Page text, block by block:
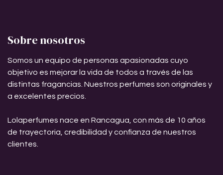
Sobre nosotros
Somos un equipo de personas apasionadas cuyo
objetivo es mejorar la vida de todos a través de las
distintas fragancias. Nuestros perfumes son originales y
a excelentes precios.
Lolaperfumes nace en Rancagua, con más de 10 años
de trayectoria, credibilidad y confianza de nuestros
clientes.